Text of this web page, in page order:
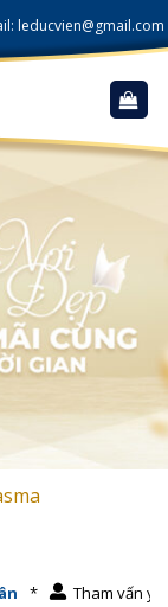
leducvien@gmail.com
* Tham vấn y